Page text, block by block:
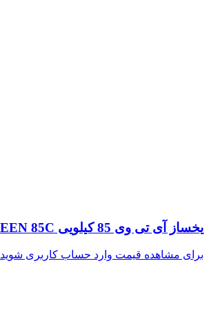
یخساز آی تی وی 85 کیلویی ITV ICE QUEEN 85C
برای مشاهده قیمت وارد حساب کاربری شوید